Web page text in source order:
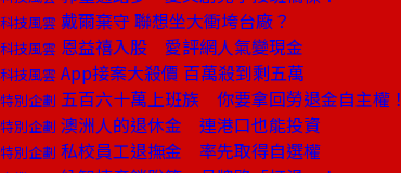
科技風雲 戴爾棄守 聯想坐大衝垮台廠？
科技風雲 恩益禧入股 愛評網人氣變現金
科技風雲 App接案大殺價 百萬殺到剩五萬
特別企劃 五百六十萬上班族 你要拿回勞退金自主權！
特別企劃 澳洲人的退休金 連港口也能投資
特別企劃 私校員工退撫金 率先取得自選權